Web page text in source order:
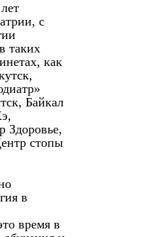
с
таких
как
Байкал
Здоровье,
стопы
в
время в